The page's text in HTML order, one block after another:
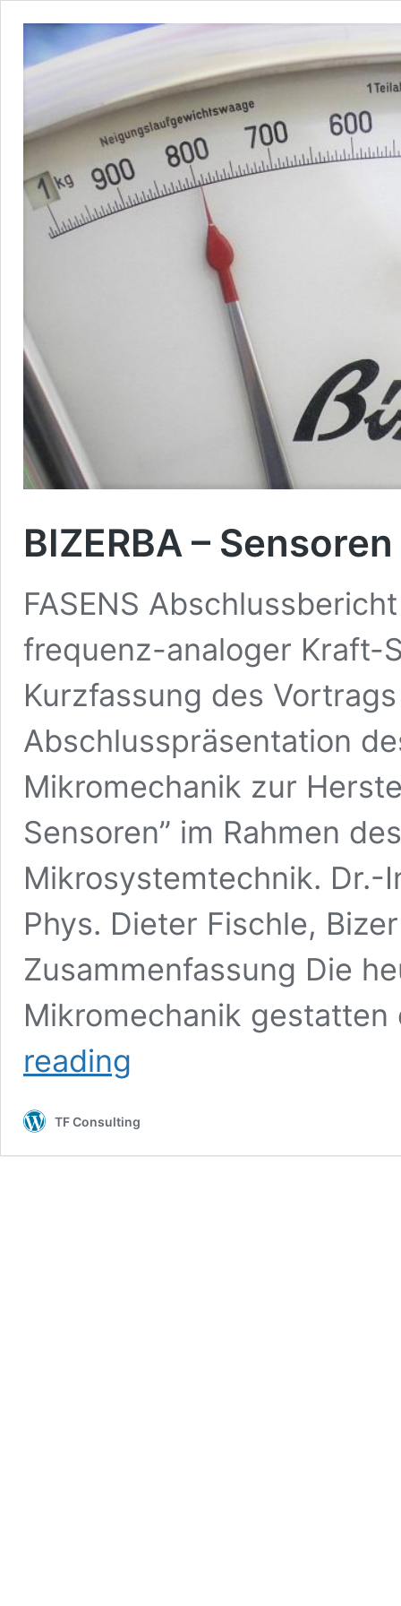
BIZERBA –
FASENS
frequenz-analoger Kraft-
Kurzfassung des
Abschlusspräsentation
Mikromechanik zur
Sensoren” im Rahmen
Mikrosystemtechnik. Dr.-
Phys. Dieter Fischle,
Zusammenfassung Die
Mikromechanik
reading
Wägetechnik
TF Consulting